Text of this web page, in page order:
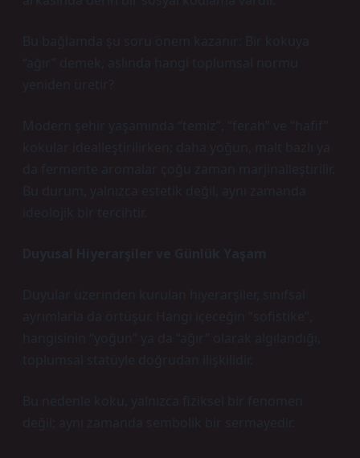
Bu bağlamda şu soru önem kazanır: Bir kokuya
“ağır” demek, aslında hangi toplumsal normu
yeniden üretir?
Modern şehir yaşamında “temiz”, “ferah” ve “hafif”
kokular idealleştirilirken; daha yoğun, malt bazlı ya
da fermente aromalar çoğu zaman marjinalleştirilir.
Bu durum, yalnızca estetik değil, aynı zamanda
ideolojik bir tercihtir.
Duyusal Hiyerarşiler ve Günlük Yaşam
Duyular üzerinden kurulan hiyerarşiler, sınıfsal
ayrımlarla da örtüşür. Hangi içeceğin “sofistike”,
hangisinin “yoğun” ya da “ağır” olarak algılandığı,
toplumsal statüyle doğrudan ilişkilidir.
Bu nedenle koku, yalnızca fiziksel bir fenomen
değil; aynı zamanda sembolik bir sermayedir.